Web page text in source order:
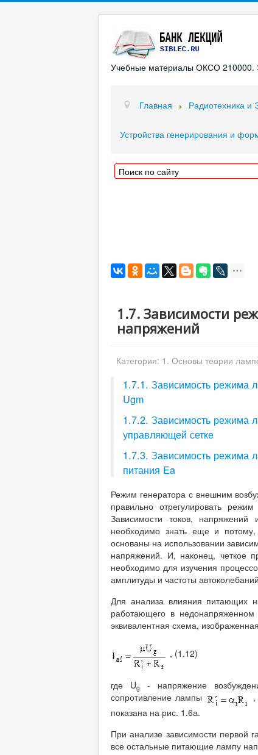
Учебные материалы ОКСО 210000.
Главная Радиотехника и
Устройства генерирования и
1.7. Зависимости
напряжений
Категория: 1. Основы теории
1.7.1. Зависимость режима
Ugm
1.7.2. Зависимость режима
управляющей сетке
1.7.3. Зависимость режима
питания Ea
Режим генератора с внешним
правильно отрегулировать
Зависимости токов, напряжений
необходимо знать еще и
основаны на использовании
напряжений. И, наконец, четкое
необходимо для изучения
амплитуды и частоты
Для анализа влияния питающих
работающего в недонапряженном
эквивалентная схема,
, (1.12)
где Ug- напряжение
сопротивление лампы
показана на рис. 1.6а.
При анализе зависимости первой
все остальные питающие лампу